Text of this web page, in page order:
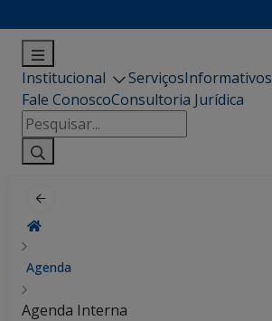
Institucional ServiçosInformativos
Fale ConoscoConsultoria Jurídica
Pesquisar
por:
Agenda
Agenda Interna